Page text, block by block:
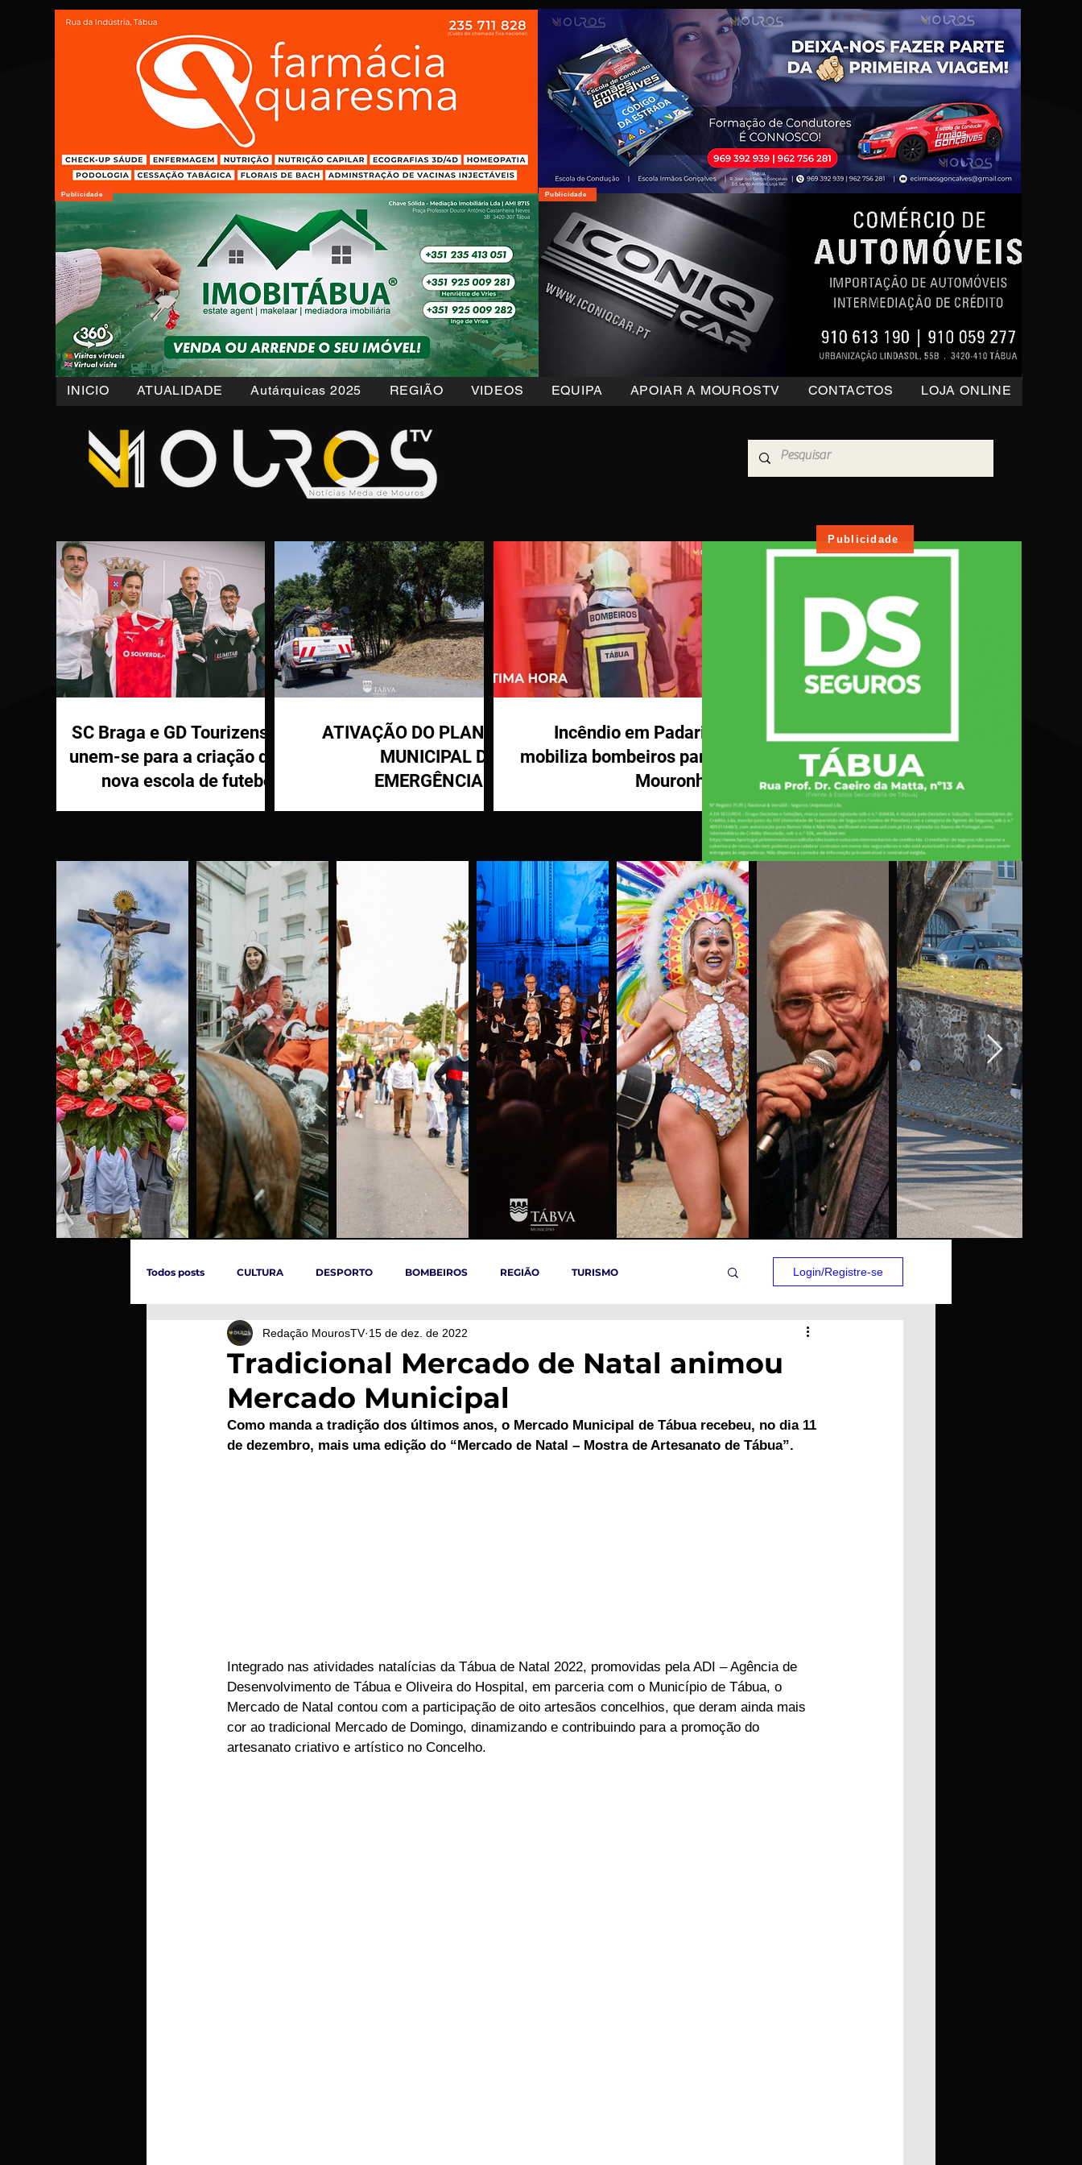
INICIO ATUALIDADE Autárquicas 2025 REGIÃO VIDEOS EQUIPA APOIAR A MOUROSTV CONTACTOS LOJA ONLINE
Publicidade Publicidade
SC Braga e GD Tourizense
unem-se para a criação de
nova escola de futebol
ATIVAÇÃO DO PLANO
MUNICIPAL DE
EMERGÊNCIA E
Incêndio em Padaria
mobiliza bombeiros para
Mouronho
Publicidade
Todos posts CULTURA DESPORTO BOMBEIROS REGIÃO TURISMO
ÚLTIMAS HORAS SOCIEDADE TÁBUA ARGANIL
INCÊNDIOS EVENTOS COVID-19 ARTIGOS
Login/Registre-se
Tradicional Mercado de Natal animou
Mercado Municipal
Redação MourosTV 15 de dez. de 2022
Como manda a tradição dos últimos anos, o Mercado Municipal de Tábua recebeu, no dia 11
de dezembro, mais uma edição do “Mercado de Natal – Mostra de Artesanato de Tábua”.
Integrado nas atividades natalícias da Tábua de Natal 2022, promovidas pela ADI – Agência de
Desenvolvimento de Tábua e Oliveira do Hospital, em parceria com o Município de Tábua, o
Mercado de Natal contou com a participação de oito artesãos concelhios, que deram ainda mais
cor ao tradicional Mercado de Domingo, dinamizando e contribuindo para a promoção do
artesanato criativo e artístico no Concelho.